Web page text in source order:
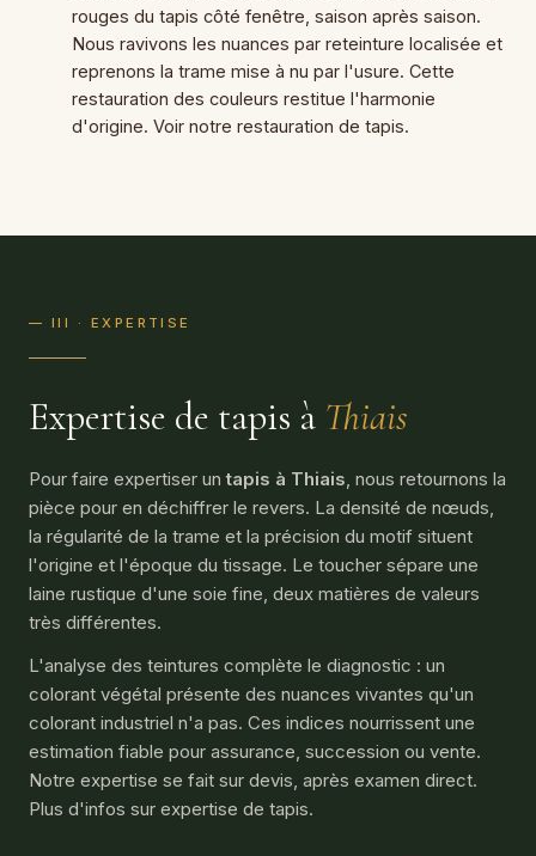
rouges du tapis côté fenêtre, saison après saison.
Nous ravivons les nuances par reteinture localisée et
reprenons la trame mise à nu par l'usure. Cette
restauration des couleurs restitue l'harmonie
d'origine. Voir notre restauration de tapis.
— III · EXPERTISE
Expertise de tapis à Thiais
Pour faire expertiser untapis à Thiais, nous retournons la
pièce pour en déchiffrer le revers. La densité de nœuds,
la régularité de la trame et la précision du motif situent
l'origine et l'époque du tissage. Le toucher sépare une
laine rustique d'une soie fine, deux matières de valeurs
très différentes.
L'analyse des teintures complète le diagnostic : un
colorant végétal présente des nuances vivantes qu'un
colorant industriel n'a pas. Ces indices nourrissent une
estimation fiable pour assurance, succession ou vente.
Notre expertise se fait sur devis, après examen direct.
Plus d'infos sur expertise de tapis.